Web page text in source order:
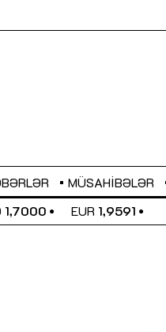
MÜSAHIBƏLƏR
1,7000 EUR 1,9591